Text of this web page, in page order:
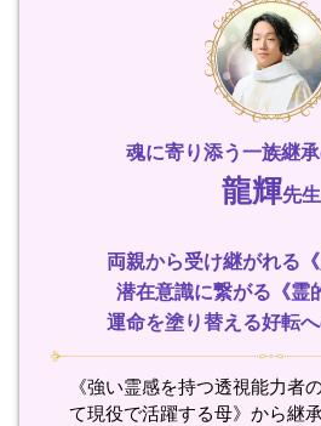
魂に寄り添う一族継
龍輝先生
両親から受け継がれる《
潜在意識に繋がる《霊
運命を塗り替える好転
《強い霊感を持つ透視能力者
て現役で活躍する母》から継